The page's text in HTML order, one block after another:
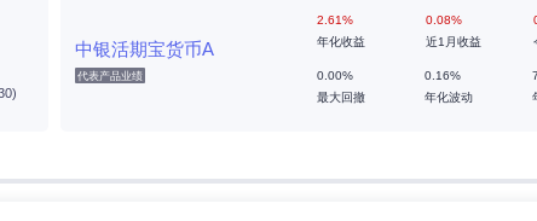
中银活期宝货币A
代表产品业绩
2.61%
年化收益
0.08%
近1月收益
0.00%
最大回撤
0.16%
年化波动